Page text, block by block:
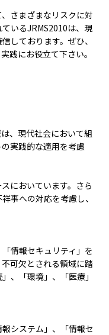
さまざまなリスクに対
いるJRMS2010は、現
しております。ぜひ、
践にお役立て下さい。
、現代社会において組
実践的な適用を考慮
においています。さら
事への対応を考慮し、
情報セキュリティ」を
可欠とされる領域に踏
、「環境」、「医療」
システム」、「情報セ